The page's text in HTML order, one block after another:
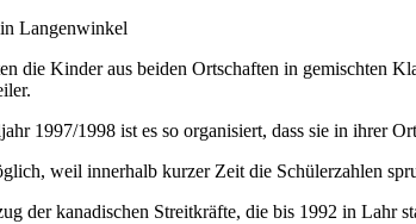
Langenwinkel
die Kinder aus beiden Ortschaften in gemischten
1997/1998 ist es so organisiert, dass sie in ihrer
weil innerhalb kurzer Zeit die Schülerzahlen
der kanadischen Streitkräfte, die bis 1992 in